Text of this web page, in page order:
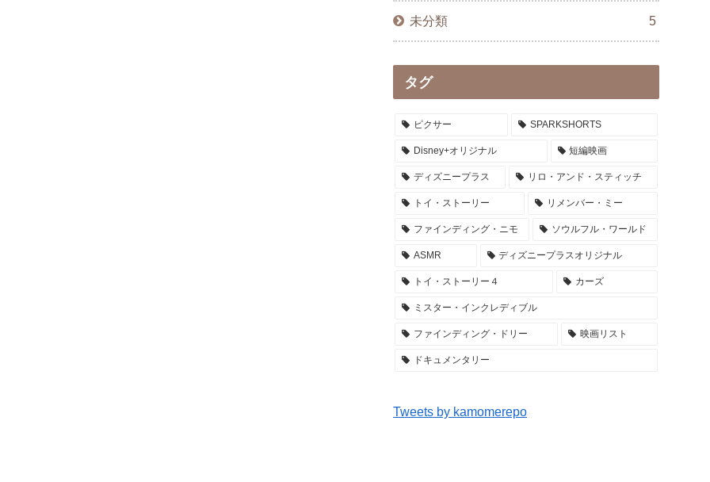
未分類 5
タグ
ピクサー SPARKSHORTS
Disney+オリジナル 短編映画
ディズニープラス リロ・アンド・スティッチ
トイ・ストーリー リメンバー・ミー
ファインディング・ニモ ソウルフル・ワールド
ASMR ディズニープラスオリジナル
トイ・ストーリー４ カーズ
ミスター・インクレディブル
ファインディング・ドリー 映画リスト
ドキュメンタリー
Tweets by kamomerepo